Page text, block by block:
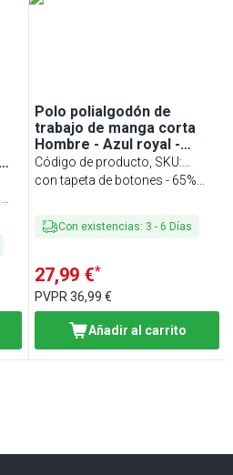
Polo polialgodón de
trabajo de manga corta
Hombre - Azul royal -
Talla: M - Personalizable
Código de producto, SKU:
HPSMPW-RB
con tapeta de botones - 65%
Con existencias: 3 - 6 Días
27,99 €*
PVPR36,99 €
Añadir al carrito